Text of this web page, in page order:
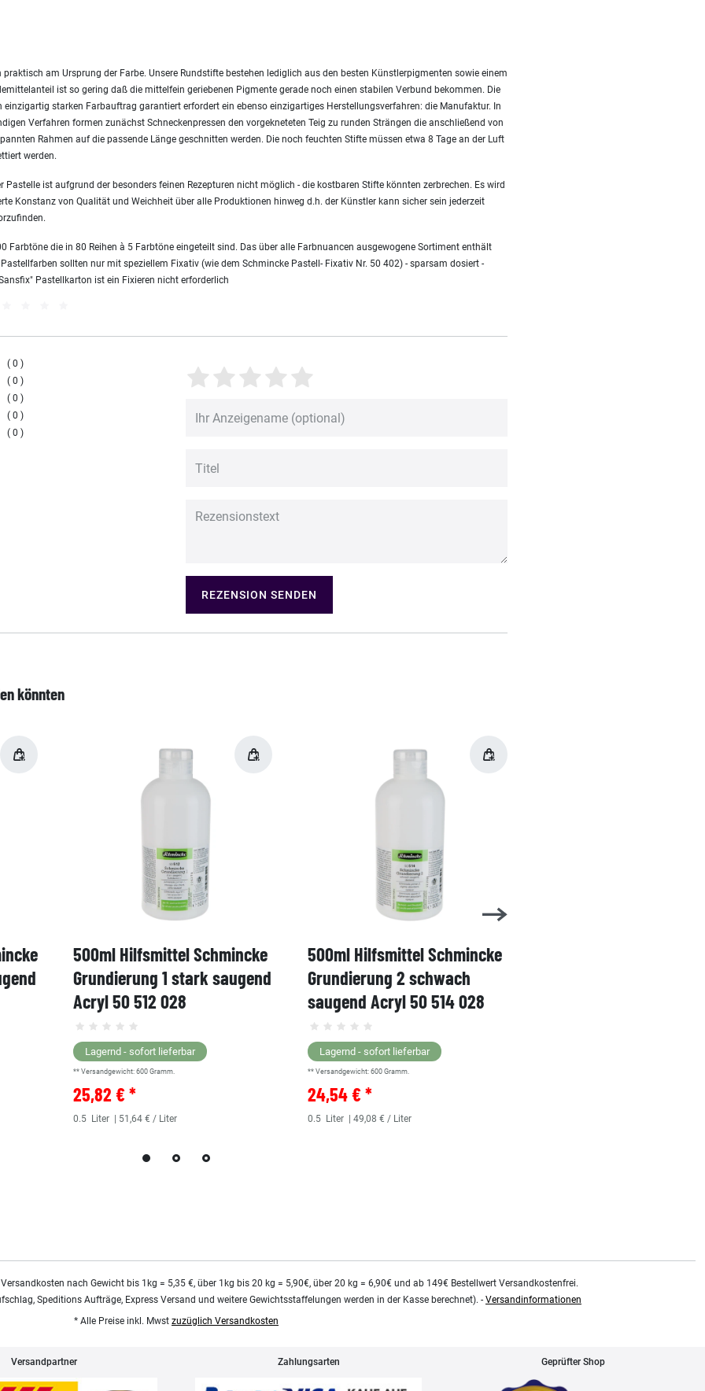
am Ursprung der Farbe. Unsere Rundstifte bestehen lediglich aus den besten Künstlerpigmenten sowie einem
ist so gering daß die mittelfein geriebenen Pigmente gerade noch einen stabilen Verbund bekommen. Die
einzigartig starken Farbauftrag garantiert erfordert ein ebenso einzigartiges Herstellungsverfahren: die Manufaktur. In
Verfahren formen zunächst Schneckenpressen den vorgekneteten Teig zu runden Strängen die anschließend von
Rahmen auf die passende Länge geschnitten werden. Die noch feuchten Stifte müssen etwa 8 Tage an der Luft
werden.
Pastelle ist aufgrund der besonders feinen Rezepturen nicht möglich - die kostbaren Stifte könnten zerbrechen. Es wird
Konstanz von Qualität und Weichheit über alle Produktionen hinweg d.h. der Künstler kann sicher sein jederzeit
Farbtöne die in 80 Reihen à 5 Farbtöne eingeteilt sind. Das über alle Farbnuancen ausgewogene Sortiment enthält
sollten nur mit speziellem Fixativ (wie dem Schmincke Pastell- Fixativ Nr. 50 402) - sparsam dosiert -
Pastellkarton ist ein Fixieren nicht erforderlich
0
0
0
0
0
REZENSION SENDEN
könnten
500ml Hilfsmittel Schmincke
Grundierung 1 stark saugend
Acryl 50 512 028
Lagernd - sofort lieferbar
** Versandgewicht: 600 Gramm.
25,82 € *
0.5 Liter | 51,64 € / Liter
500ml Hilfsmittel Schmincke
Grundierung 2 schwach
saugend Acryl 50 514 028
Lagernd - sofort lieferbar
** Versandgewicht:600 Gramm.
24,54 € *
0.5 Liter | 49,08 € / Liter
nach Gewicht bis 1kg = 5,35 €, über 1kg bis 20 kg = 5,90€, über 20 kg = 6,90€ und ab 149€ Bestellwert Versandkostenfrei.
Speditions Aufträge, Express Versand und weitere Gewichtsstaffelungen werden in der Kasse berechnet). - Versandinformationen
* Alle Preise inkl. Mwst zuzüglich Versandkosten
Versandpartner Zahlungsarten Geprüfter Shop